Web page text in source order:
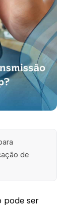
de
pode ser